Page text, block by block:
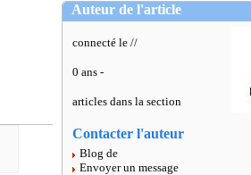
Auteur de l'article
connecté le //
0 ans -
articles dans la section
Contacter l'auteur
Blog de
Envoyer un message